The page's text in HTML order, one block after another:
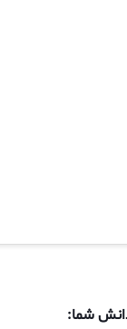
شما: